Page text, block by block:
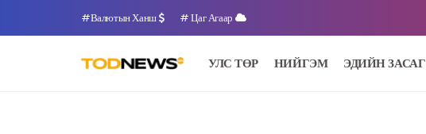
#Валютын Ханш # Цаг Агаар
УЛС ТӨР НИЙГЭМ ЭДИЙН ЗАСАГ